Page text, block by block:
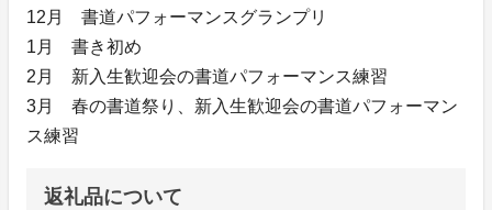
12月 書道パフォーマンスグランプリ
1月 書き初め
2月 新入生歓迎会の書道パフォーマンス練習
3月 春の書道祭り、新入生歓迎会の書道パフォーマン
ス練習
返礼品について